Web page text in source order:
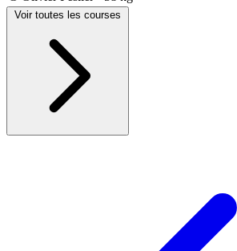
Voir toutes les courses